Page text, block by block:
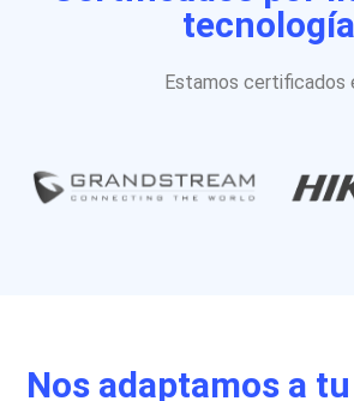
tecnología
Estamos certificados
Nos adaptamos a